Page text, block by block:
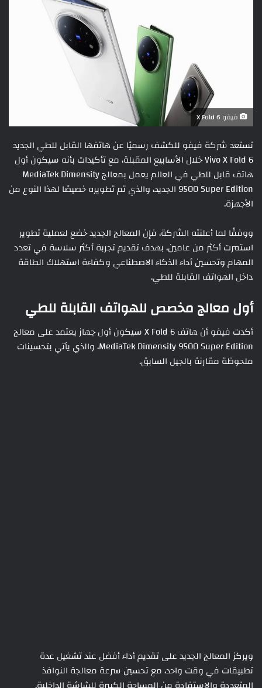
فيفو X Fold 6
تستعد شركة فيفو للكشف رسميًا عن هاتفها القابل للطي الجديد
Vivo X Fold 6 خلال الأسابيع المقبلة، مع تأكيدات بأنه سيكون أول
هاتف قابل للطي في العالم يعمل بمعالج MediaTek Dimensity
9500 Super Edition الجديد، والذي تم تطويره خصيصًا لهذا النوع من
الأجهزة.
ووفقًا لما أعلنته الشركة، فإن المعالج الجديد خضع لعملية تطوير
استمرت أكثر من عامين، بهدف تقديم تجربة أكثر سلاسة في تعدد
المهام وتحسين أداء الذكاء الاصطناعي وكفاءة استهلاك الطاقة
داخل الهواتف القابلة للطي.
أول معالج مخصص للهواتف القابلة للطي
أكدت فيفو أن هاتف X Fold 6 سيكون أول جهاز يعتمد على معالج
MediaTek Dimensity 9500 Super Edition، والذي يأتي بتحسينات
ملحوظة مقارنة بالجيل السابق.
ويركز المعالج الجديد على تقديم أداء أفضل عند تشغيل عدة
تطبيقات في وقت واحد، مع تحسين سرعة معالجة النوافذ